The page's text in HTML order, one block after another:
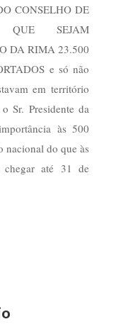
CONSELHO DE
QUE SEJAM
DA RIMA 23.500
e só não
em território
Sr. Presidente da
às 500
nacional do que às
chegar até 31 de